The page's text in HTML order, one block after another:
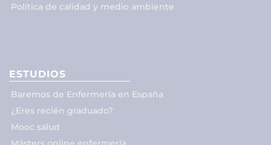
Política de calidad y medio ambiente
ESTUDIOS
Baremos de Enfermería en España
¿Eres recién graduado?
Mooc salud